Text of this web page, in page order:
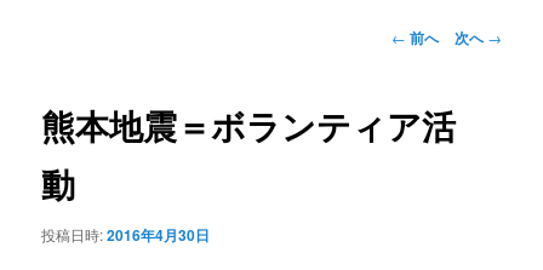
投
ビ
ゲ
← 前へ 次へ→
熊本地震＝ボランティア活
動
投稿日時:2016年4月30日